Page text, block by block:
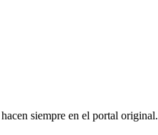
siempre en el portal original.